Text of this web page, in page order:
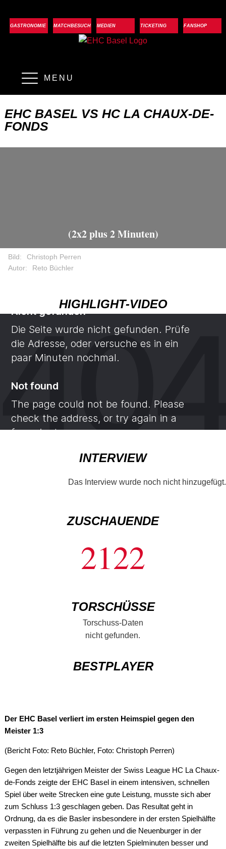
GASTRONOMIE MATCHBESUCH MEDIEN TICKETING FANSHOP
MENU
EHC BASEL VS HC LA CHAUX-DE-
FONDS
(2x2 plus 2 Minuten)
Bild:
Christoph Perren
Autor:
Reto Büchler
Der EHC Basel verliert im ersten Heimspiel gegen den
Meister 1:3
(Bericht Foto: Reto Büchler, Foto: Christoph Perren)
Gegen den letztjährigen Meister der Swiss League HC La Chaux-
de-Fonds zeigte der EHC Basel in einem intensiven, schnellen
Spiel über weite Strecken eine gute Leistung, musste sich aber
zum Schluss 1:3 geschlagen geben. Das Resultat geht in
Ordnung, da es die Basler insbesondere in der ersten Spielhälfte
verpassten in Führung zu gehen und die Neuenburger in der
zweiten Spielhälfte bis auf die letzten Spielminuten besser und
HIGHLIGHT-VIDEO
INTERVIEW
Das Interview wurde noch nicht hinzugefügt.
ZUSCHAUENDE
2122
TORSCHÜSSE
Torschuss-Daten
nicht gefunden.
BESTPLAYER